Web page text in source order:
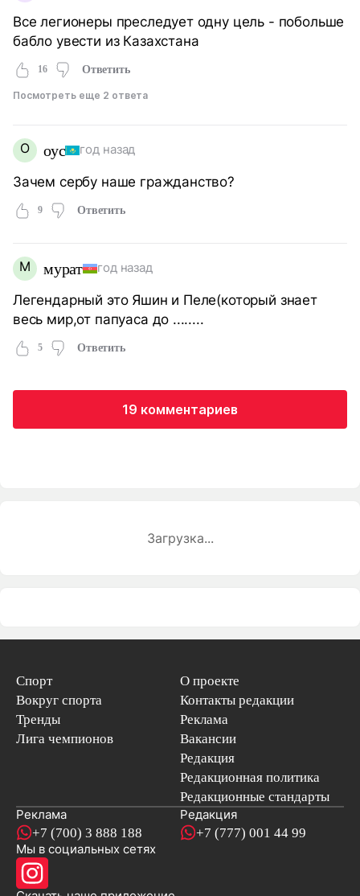
Все легионеры преследует одну цель - побольше
бабло увести из Казахстана
16 Ответить
Посмотреть еще 2 ответа
О оус год назад
Зачем сербу наше гражданство?
9 Ответить
М мурат год назад
Легендарный это Яшин и Пеле(который знает
весь мир,от папуаса до ........
5 Ответить
19 комментариев
Загрузка...
Спорт
Вокруг спорта
Тренды
Лига чемпионов
О проекте
Контакты редакции
Реклама
Вакансии
Редакция
Редакционная политика
Редакционные стандарты
Реклама
+7 (700) 3 888 188
Редакция
+7 (777) 001 44 99
Мы в социальных сетях